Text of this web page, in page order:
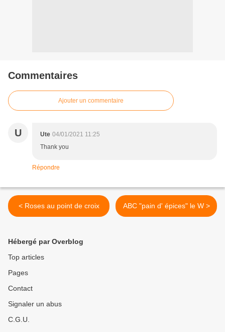
Commentaires
Ajouter un commentaire
U Ute 04/01/2021 11:25
Thank you
Répondre
< Roses au point de croix ABC "pain d' épices" le W >
Hébergé par Overblog
Top articles
Pages
Contact
Signaler un abus
C.G.U.